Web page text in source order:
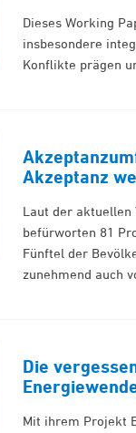
Dieses Working
insbesondere
Konflikte prägen
Akzeptanz
Laut der aktuellen
befürworten 81
Fünftel der
zunehmend auch
Die
Mit ihrem Projekt